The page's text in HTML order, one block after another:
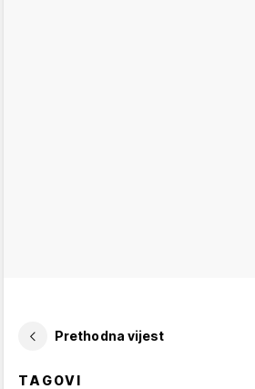
Prethodna vijest
TAGOVI